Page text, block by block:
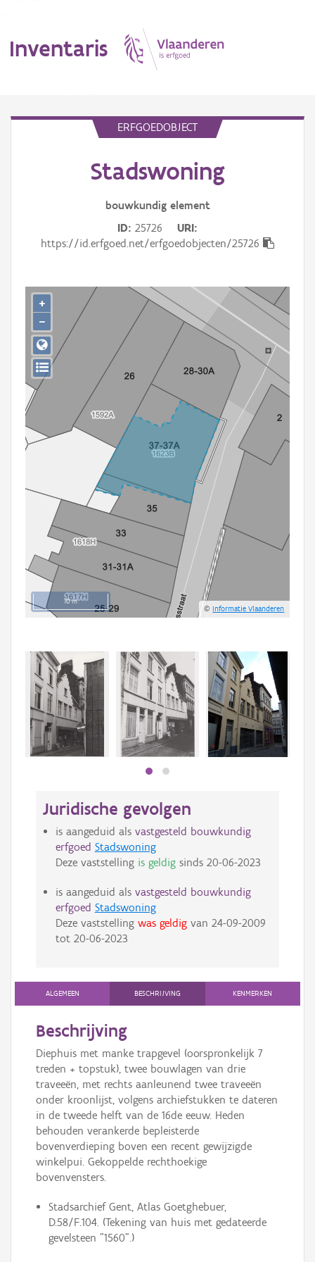
Inventaris
Gebeurtenis
Persoon of collectief
Downloads
Hergebruik
Aanmelden
ERFGOEDOBJECT
Stadswoning
bouwkundig element
ID 25726
URI
https://id.erfgoed.net/erfgoedobjecten/25726
10 m
©Informatie Vlaanderen
+
−
Juridische gevolgen
is aangeduid als vastgesteld bouwkundig
erfgoed Stadswoning
Deze vaststelling is geldigsinds 20-06-2023
is aangeduid als vastgesteld bouwkundig
erfgoed Stadswoning
Deze vaststelling was geldigvan 24-09-2009
tot 20-06-2023
ALGEMEEN BESCHRIJVING KENMERKEN
Beschrijving
Diephuis met manke trapgevel (oorspronkelijk 7
treden + topstuk), twee bouwlagen van drie
traveeën, met rechts aanleunend twee traveeën
onder kroonlijst, volgens archiefstukken te dateren
in de tweede helft van de 16de eeuw. Heden
behouden verankerde bepleisterde
bovenverdieping boven een recent gewijzigde
winkelpui. Gekoppelde rechthoekige
bovenvensters.
Stadsarchief Gent, Atlas Goetghebuer,
D.58/F.104. (Tekening van huis met gedateerde
gevelsteen "1560".)